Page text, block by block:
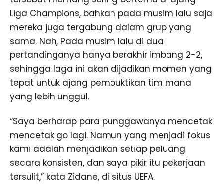
Liga Champions, bahkan pada musim lalu saja
mereka juga tergabung dalam grup yang
sama. Nah, Pada musim lalu di dua
pertandinganya hanya berakhir imbang 2-2,
sehingga laga ini akan dijadikan momen yang
tepat untuk ajang pembuktikan tim mana
yang lebih unggul.
“Saya berharap para punggawanya mencetak
mencetak go lagi. Namun yang menjadi fokus
kami adalah menjadikan setiap peluang
secara konsisten, dan saya pikir itu pekerjaan
tersulit,” kata Zidane, di situs UEFA.